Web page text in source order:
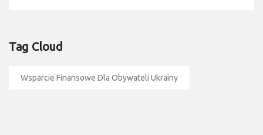
Tag Cloud
Wsparcie Finansowe Dla Obywateli Ukrainy